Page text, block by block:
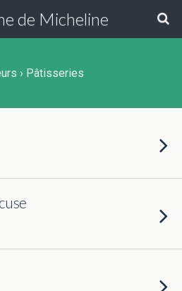
de Micheline
› Pâtisseries